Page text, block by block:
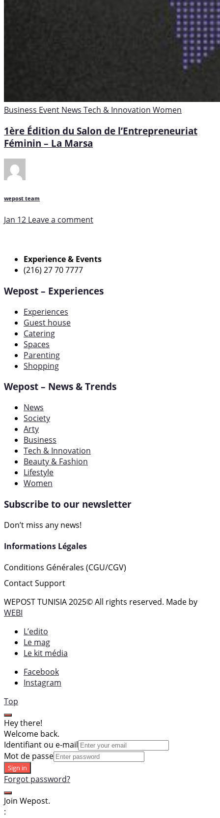
Business Event News Tech & Innovation Women
1ère Édition du Salon de l’Entrepreneuriat
Féminin – La Marsa
wepost team
Jan 12 Leave a comment
Experience & Events
(216) 27 70 7777
Wepost – Experiences
Experiences
Guest house
Catering
Spaces
Parenting
Shopping
Wepost – News & Trends
News
Society
Arty
Business
Tech & Innovation
Beauty & Fashion
Lifestyle
Women
Subscribe to our newsletter
Don’t miss any news!
Informations Légales
Conditions Générales (CGU/CGV)
Contact Support
WEPOST TUNISIA 2025© All rights reserved. Made by
WEBI
L’edito
Le mag
Le kit média
Facebook
Instagram
Top
Hey there!
Welcome back.
Identifiant ou e-mail
Mot de passe
Sign in
Forgot password?
Join Wepost.
: